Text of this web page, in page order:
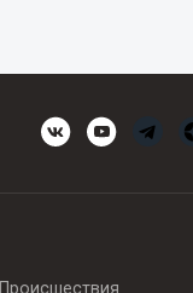
Происшествия